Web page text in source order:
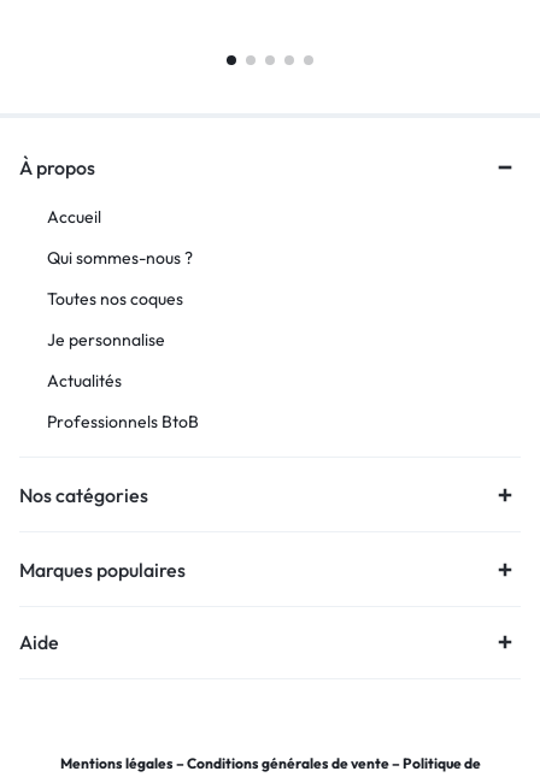
À propos
Accueil
Qui sommes-nous ?
Toutes nos coques
Je personnalise
Actualités
Professionnels BtoB
Nos catégories
Marques populaires
Aide
Mentions légales –Conditions générales de vente–Politique de